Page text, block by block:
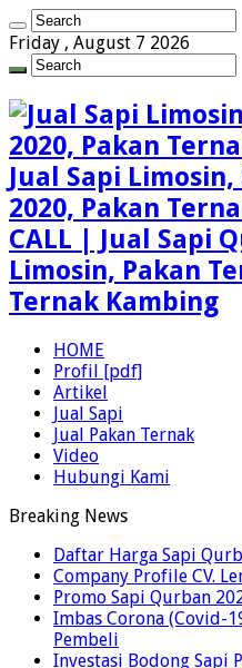
Friday , August 7 2026
Jual Sapi
2020, Pakan
CALL | Jual Sapi
Limosin, Pakan
Ternak Kambing
HOME
Profil [pdf]
Artikel
Jual Sapi
Jual Pakan Ternak
Video
Hubungi Kami
Breaking News
Daftar Harga Sapi
Company Profile CV.
Promo Sapi Qurban
Imbas Corona (Covid-
Pembeli
Investasi Bodong Sapi